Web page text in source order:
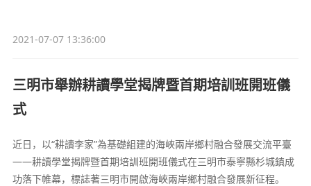
2021-07-07 13:36:00
三明市舉辦耕讀學堂揭牌暨首期培訓班開班儀
式
近日，以“耕讀李家”為基礎組建的海峽兩岸鄉村融合發展交流平臺
——耕讀學堂揭牌暨首期培訓班開班儀式在三明市泰寧縣杉城鎮成
功落下帷幕，標誌著三明市開啟海峽兩岸鄉村融合發展新征程。